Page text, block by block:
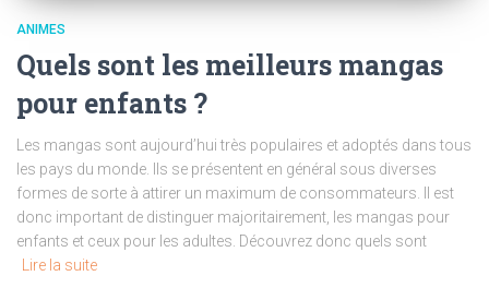
ANIMES
Quels sont les meilleurs mangas
pour enfants ?
Les mangas sont aujourd’hui très populaires et adoptés dans tous
les pays du monde. Ils se présentent en général sous diverses
formes de sorte à attirer un maximum de consommateurs. Il est
donc important de distinguer majoritairement, les mangas pour
enfants et ceux pour les adultes. Découvrez donc quels sont
Lire la suite